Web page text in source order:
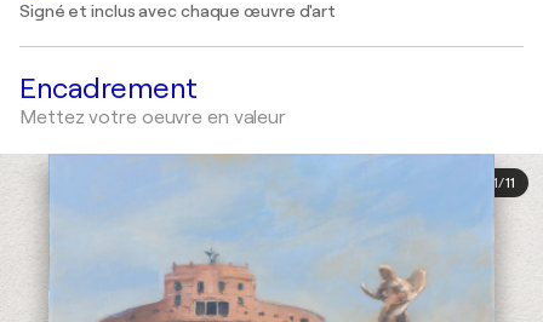
Signé et inclus avec chaque œuvre d'art
Encadrement
Mettez votre oeuvre en valeur
1/11